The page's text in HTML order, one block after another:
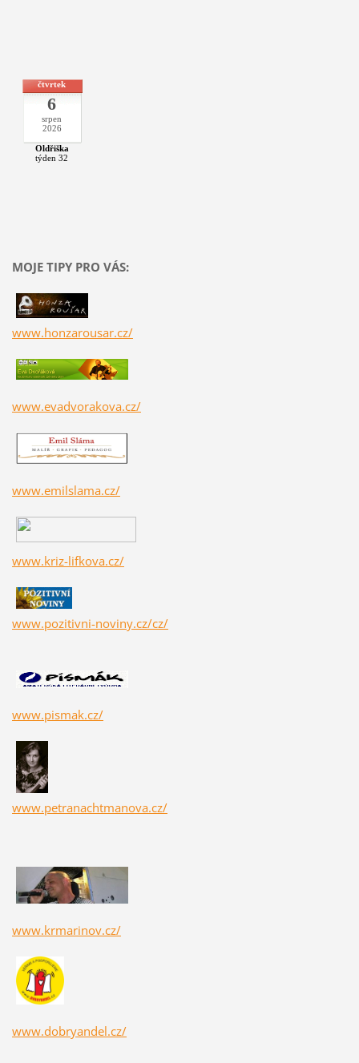
čtvrtek
6
srpen
2026
Oldřiška
týden 32
MOJE TIPY PRO VÁS:
www.honzarousar.cz/
www.evadvorakova.cz/
www.emilslama.cz/
www.kriz-lifkova.cz/
www.pozitivni-noviny.cz/cz/
www.pismak.cz/
www.petranachtmanova.cz/
www.krmarinov.cz/
www.dobryandel.cz/